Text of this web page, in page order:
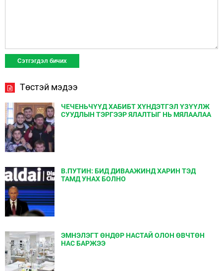
Төстэй мэдээ
ЧЕЧЕНЬЧҮҮД ХАБИБТ ХҮНДЭТГЭЛ ҮЗҮҮЛЖ
СУУДЛЫН ТЭРГЭЭР ЯЛАЛТЫГ НЬ МЯЛААЛАА
В.ПУТИН: БИД ДИВААЖИНД ХАРИН ТЭД
ТАМД УНАХ БОЛНО
ЭМНЭЛЭГТ ӨНДӨР НАСТАЙ ОЛОН ӨВЧТӨН
НАС БАРЖЭЭ